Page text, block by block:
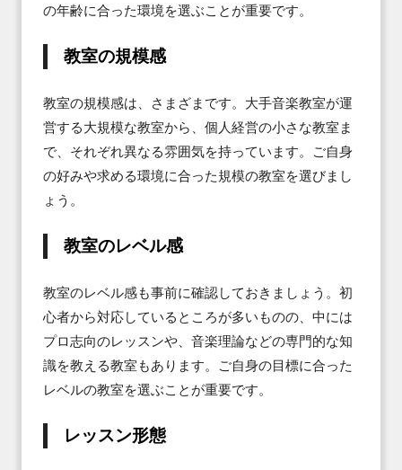
の年齢に合った環境を選ぶことが重要です。
教室の規模感
教室の規模感は、さまざまです。大手音楽教室が運
営する大規模な教室から、個人経営の小さな教室ま
で、それぞれ異なる雰囲気を持っています。ご自身
の好みや求める環境に合った規模の教室を選びまし
ょう。
教室のレベル感
教室のレベル感も事前に確認しておきましょう。初
心者から対応しているところが多いものの、中には
プロ志向のレッスンや、音楽理論などの専門的な知
識を教える教室もあります。ご自身の目標に合った
レベルの教室を選ぶことが重要です。
レッスン形態